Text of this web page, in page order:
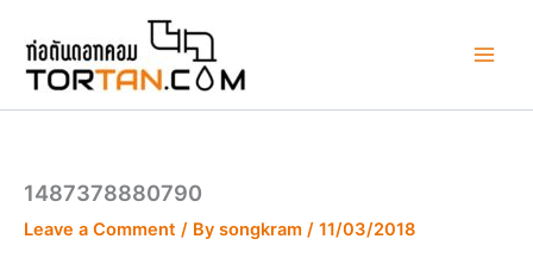
content
1487378880790
Leave a Comment / By songkram / 11/03/2018